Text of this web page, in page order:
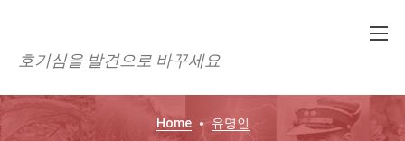
호기심을 발견으로 바꾸세요
Home 유명인